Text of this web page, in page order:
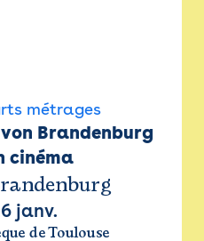
métrages
Brandenburg
cinéma
janv.
de Toulouse